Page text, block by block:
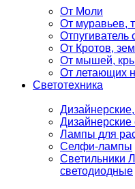
От Моли
От муравьев,
Отпугиватель
От Кротов,
От мышей,
От летающих
Светотехника
Дизайнерские
Лампы для
Селфи-лампы
Светильники
светодиодные